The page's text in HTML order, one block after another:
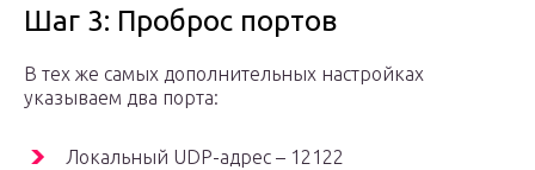
Шаг 3: Проброс портов
В тех же самых дополнительных настройках
указываем два порта:
Локальный UDP-адрес – 12122